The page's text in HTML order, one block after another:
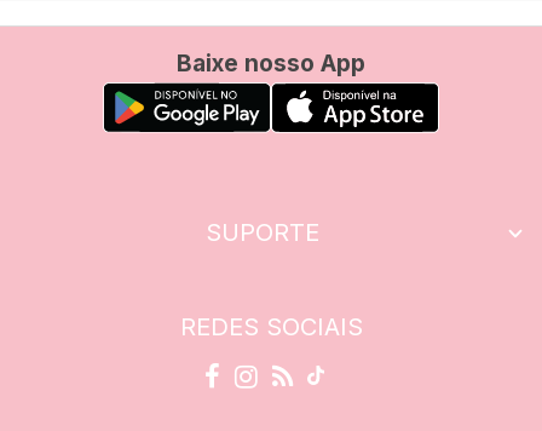
Baixe nosso App
SUPORTE
REDES SOCIAIS